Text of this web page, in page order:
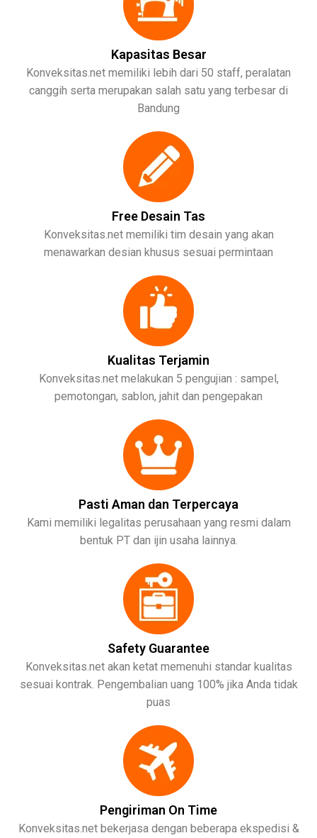
Kapasitas Besar
Konveksitas.net memiliki lebih dari 50 staff, peralatan
canggih serta merupakan salah satu yang terbesar di
Bandung
Free Desain Tas
Konveksitas.net memiliki tim desain yang akan
menawarkan desian khusus sesuai permintaan
Kualitas Terjamin
Konveksitas.net melakukan 5 pengujian : sampel,
pemotongan, sablon, jahit dan pengepakan
Pasti Aman dan Terpercaya
Kami memiliki legalitas perusahaan yang resmi dalam
bentuk PT dan ijin usaha lainnya.
Safety Guarantee
Konveksitas.net akan ketat memenuhi standar kualitas
sesuai kontrak. Pengembalian uang 100% jika Anda tidak
puas
Pengiriman On Time
Konveksitas.net bekerjasa dengan beberapa ekspedisi &